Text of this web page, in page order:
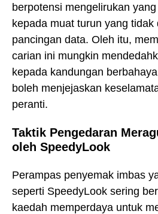
berpotensi mengelirukan
kepada muat turun yang
pancingan data. Oleh itu,
carian ini mungkin
kepada kandungan
boleh menjejaskan
peranti.
Taktik Pengedaran
oleh SpeedyLook
Perampas penyemak imbas
seperti SpeedyLook sering
kaedah memperdaya untuk